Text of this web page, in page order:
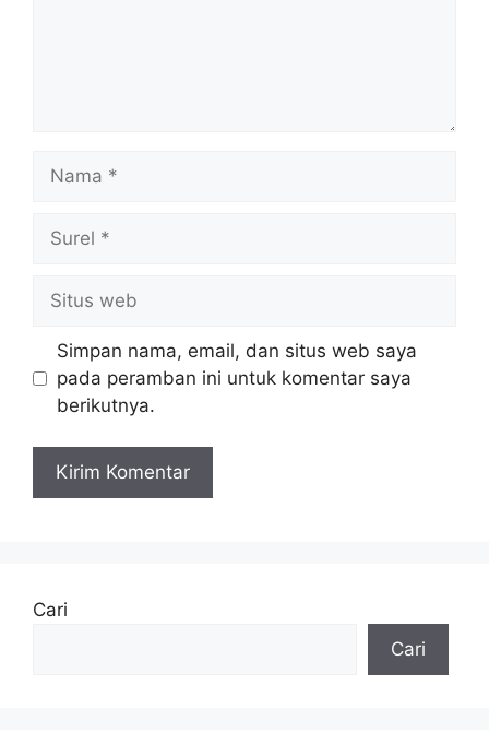
web
Simpan nama, email, dan situs web saya
pada peramban ini untuk komentar saya
berikutnya.
Cari
Cari